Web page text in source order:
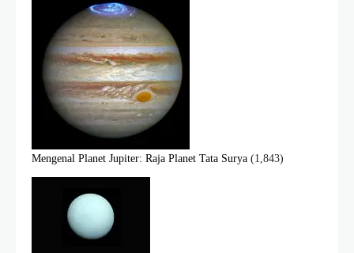
Mengenal Planet Jupiter: Raja Planet Tata Surya (1,843)